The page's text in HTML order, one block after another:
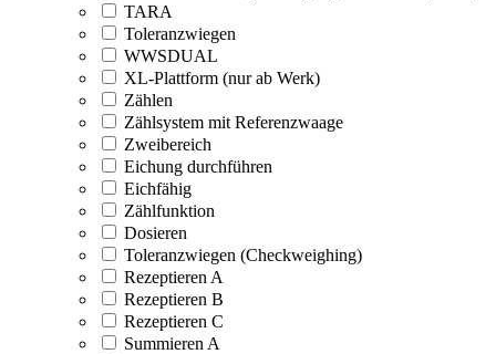
TARA
Toleranzwiegen
WWSDUAL
XL-Plattform (nur ab Werk)
Zählen
Zählsystem mit Referenzwaage
Zweibereich
Eichung durchführen
Eichfähig
Zählfunktion
Dosieren
Toleranzwiegen (Checkweighing)
Rezeptieren A
Rezeptieren B
Rezeptieren C
Summieren A